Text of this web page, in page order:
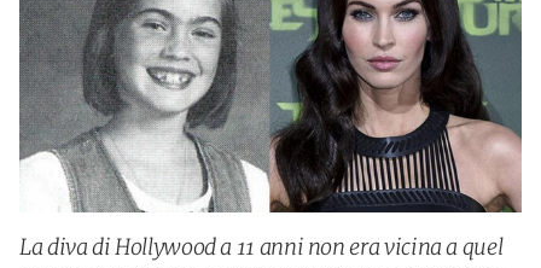
La diva di Hollywood a 11 anni non era vicina a quel